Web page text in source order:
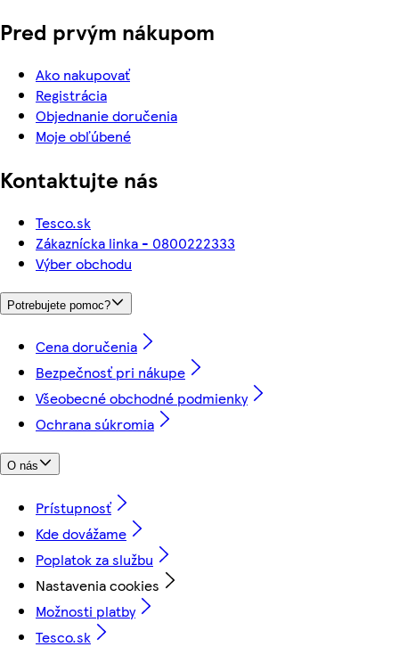
Pred prvým nákupom
Ako nakupovať
Registrácia
Objednanie doručenia
Moje obľúbené
Kontaktujte nás
Tesco.sk
Zákaznícka linka - 0800222333
Výber obchodu
Potrebujete pomoc?
Cena doručenia
Bezpečnosť pri nákupe
Všeobecné obchodné podmienky
Ochrana súkromia
O nás
Prístupnosť
Kde dovážame
Poplatok za službu
Nastavenia cookies
Možnosti platby
Tesco.sk